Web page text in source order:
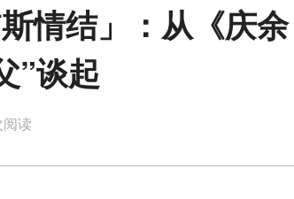
情结」：从《庆余
”谈起
读